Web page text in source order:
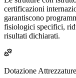
certificazioni
garantiscono
fisiologici specifici,
risultati dichiarati.
Dotazione Attrezzature